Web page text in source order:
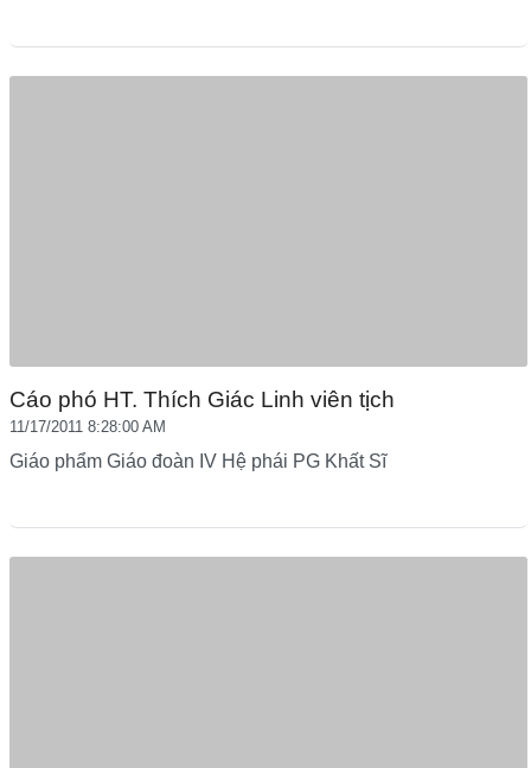
Cáo phó HT. Thích Giác Linh viên tịch
11/17/2011 8:28:00 AM
Giáo phẩm Giáo đoàn IV Hệ phái PG Khất Sĩ